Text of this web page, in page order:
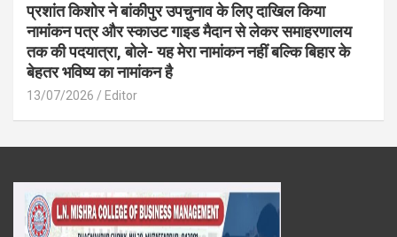
प्रशांत किशोर ने बांकीपुर उपचुनाव के लिए दाखिल किया
नामांकन पत्र और स्काउट गाइड मैदान से लेकर समाहरणालय
तक की पदयात्रा, बोले- यह मेरा नामांकन नहीं बल्कि बिहार के
बेहतर भविष्य का नामांकन है
13/07/2026 Editor